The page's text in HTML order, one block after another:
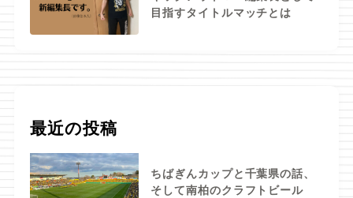
目指すタイトルマッチとは
最近の投稿
ちばぎんカップと千葉県の話、
そして南柏のクラフトビール